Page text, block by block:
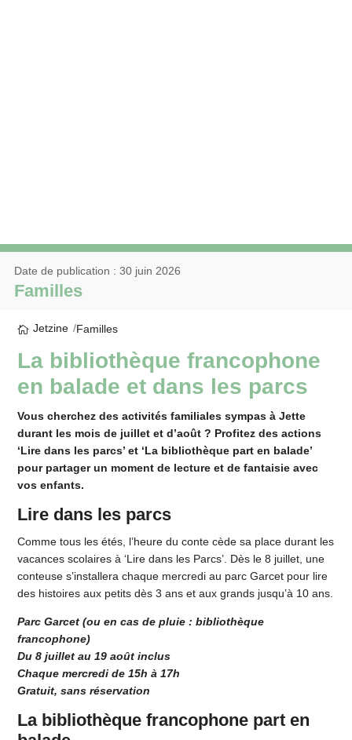
Familles
Date de publication : 30 juin 2026
Jetzine Familles
La bibliothèque francophone
en balade et dans les parcs
Vous cherchez des activités familiales sympas à Jette
durant les mois de juillet et d’août ? Profitez des actions
‘Lire dans les parcs’ et ‘La bibliothèque part en balade’
pour partager un moment de lecture et de fantaisie avec
vos enfants.
Lire dans les parcs
Comme tous les étés, l’heure du conte cède sa place durant les
vacances scolaires à ‘Lire dans les Parcs’. Dès le 8 juillet, une
conteuse s’installera chaque mercredi au parc Garcet pour lire
des histoires aux petits dès 3 ans et aux grands jusqu’à 10 ans.
Parc Garcet (ou en cas de pluie : bibliothèque
francophone)
Du 8 juillet au 19 août inclus
Chaque mercredi de 15h à 17h
Gratuit, sans réservation
La bibliothèque francophone part en